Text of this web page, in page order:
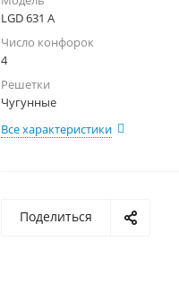
LGD 631 A
Число конфорок
4
Решетки
Чугунные
Все характеристики
Поделиться